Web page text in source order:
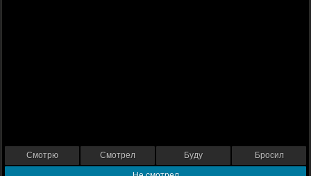
Смотрю Смотрел Буду Бросил